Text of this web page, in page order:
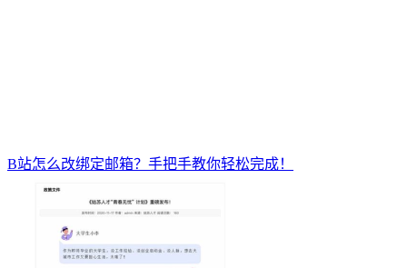
B站怎么改绑定邮箱？手把手教你轻松完成！